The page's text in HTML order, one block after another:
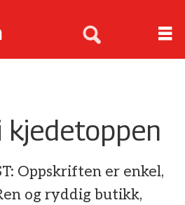
kjedetoppen
Oppskriften er enkel,
og ryddig butikk,